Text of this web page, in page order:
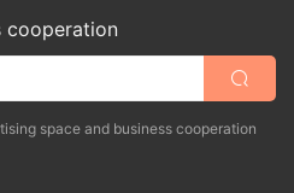
cooperation
space and business cooperation